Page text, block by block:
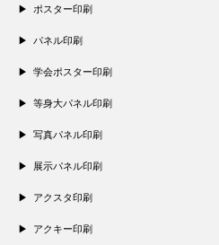
ポスター印刷
パネル印刷
学会ポスター印刷
等身大パネル印刷
写真パネル印刷
展示パネル印刷
アクスタ印刷
アクキー印刷